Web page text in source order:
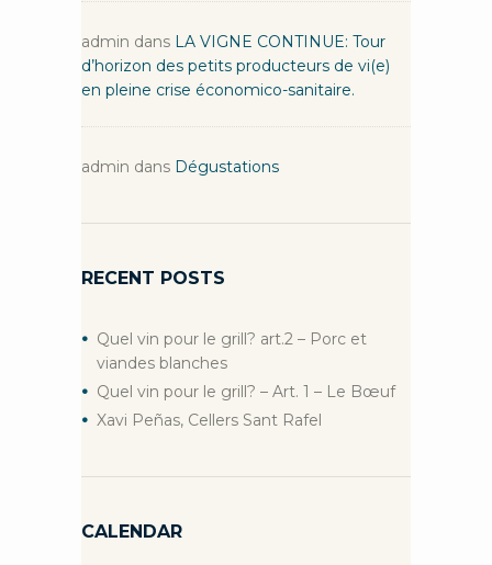
admin dans LA VIGNE CONTINUE: Tour
d’horizon des petits producteurs de vi(e)
en pleine crise économico-sanitaire.
admin dans Dégustations
RECENT POSTS
Quel vin pour le grill? art.2 – Porc et
viandes blanches
Quel vin pour le grill? – Art. 1 – Le Bœuf
Xavi Peñas, Cellers Sant Rafel
CALENDAR